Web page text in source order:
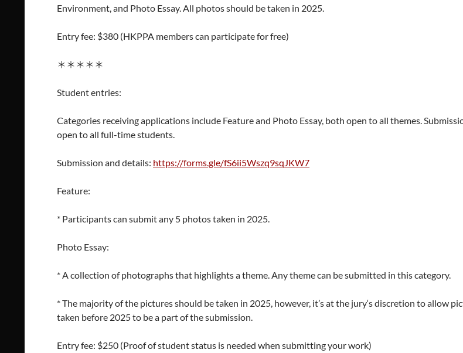
Environment, and Photo Essay. All photos should be taken in 2025.
Entry fee: $380 (HKPPA members can participate for free)
＊＊＊＊＊
Student entries:
Categories receiving applications include Feature and Photo Essay, both open to all themes.
open to all full-time students.
Submission and details: https://forms.gle/fS6ii5Wszq9sqJKW7
Feature:
* Participants can submit any 5 photos taken in 2025.
Photo Essay:
* A collection of photographs that highlights a theme. Any theme can be submitted in this category.
* The majority of the pictures should be taken in 2025, however, it’s at the jury‘s discretion to allow
taken before 2025 to be a part of the submission.
Entry fee: $250 (Proof of student status is needed when submitting your work)